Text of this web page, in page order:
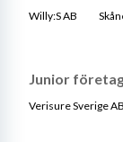
Willy:S AB
Junior
Verisure Sverige AB